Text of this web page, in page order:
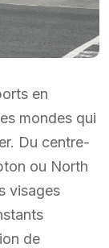
en
mondes qui
Du centre-
ou North
visages
de